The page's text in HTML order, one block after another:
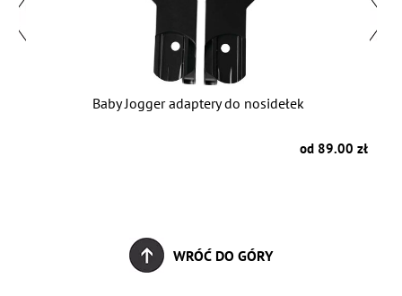
Baby Jogger adaptery do nosidełek
od 89.00 zł
WRÓĆ DO GÓRY